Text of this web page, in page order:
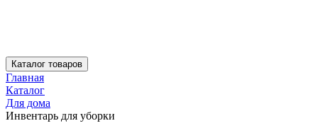
Каталог товаров
Главная
Каталог
Для дома
Инвентарь для уборки